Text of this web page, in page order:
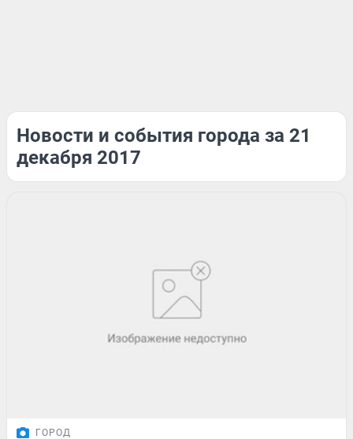
Новости и события города за 21
декабря 2017
ГОРОД